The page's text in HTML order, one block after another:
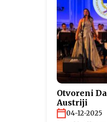
Otvoreni
Austriji
04-12-2025